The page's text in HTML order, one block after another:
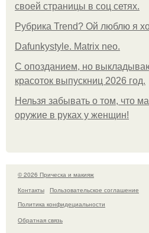
своей страницы в соц сетях.
Рубрика Trend? Ой люблю я
Dafunkystyle. Matrix neo.
С опозданием, но
красоток выпускниц 2026 год.
Нельзя забывать о том, что
оружие в руках у женщин!
© 2026 Прическа и макияж
Контакты
Пользовательское соглашение
Политика конфидециальности
Обратная связь